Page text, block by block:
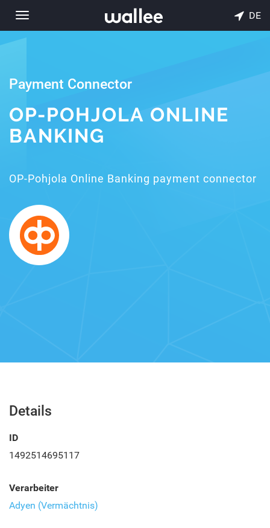
Toggle
navigation
DE
Payment Connector
OP-POHJOLA ONLINE
BANKING
OP-Pohjola Online Banking payment connector
Details
ID
1492514695117
Verarbeiter
Adyen (Vermächtnis)